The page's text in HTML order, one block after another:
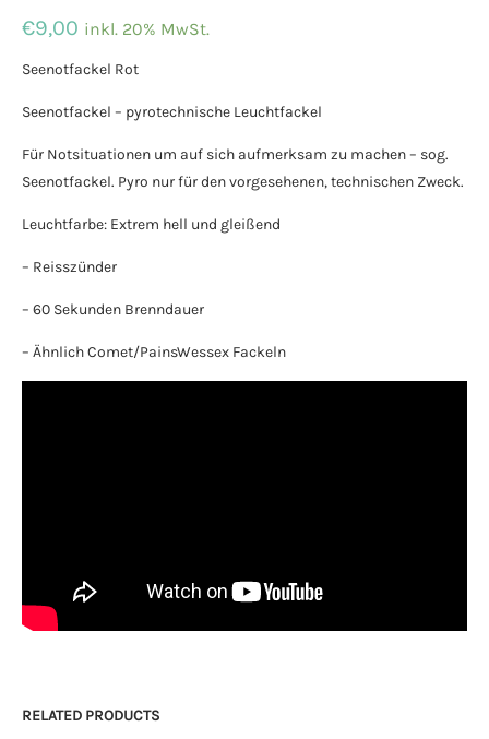
€9,00 inkl. 20% MwSt.
Seenotfackel Rot
Seenotfackel – pyrotechnische Leuchtfackel
Für Notsituationen um auf sich aufmerksam zu machen – sog.
Seenotfackel. Pyro nur für den vorgesehenen, technischen Zweck.
Leuchtfarbe: Extrem hell und gleißend
– Reisszünder
– 60 Sekunden Brenndauer
– Ähnlich Comet/PainsWessex Fackeln
RELATED PRODUCTS